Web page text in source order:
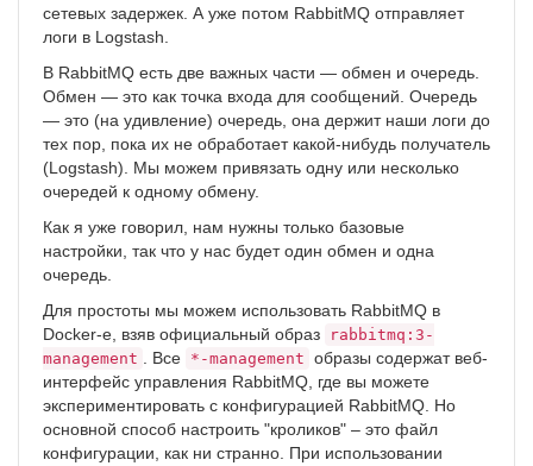
сетевых задержек. А уже потом RabbitMQ отправляет
логи в Logstash.
В RabbitMQ есть две важных части — обмен и очередь.
Обмен — это как точка входа для сообщений. Очередь
— это (на удивление) очередь, она держит наши логи до
тех пор, пока их не обработает какой-нибудь получатель
(Logstash). Мы можем привязать одну или несколько
очередей к одному обмену.
Как я уже говорил, нам нужны только базовые
настройки, так что у нас будет один обмен и одна
очередь.
Для простоты мы можем использовать RabbitMQ в
Docker-е, взяв официальный образ
rabbitmq:3-
management
. Все *-management образы содержат веб-
интерфейс управления RabbitMQ, где вы можете
экспериментировать с конфигурацией RabbitMQ. Но
основной способ настроить "кроликов" – это файл
конфигурации, как ни странно. При использовании